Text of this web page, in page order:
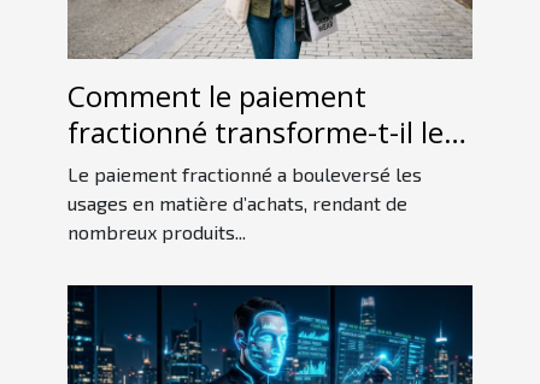
Comment le paiement
fractionné transforme-t-il les
habitudes de consommation ?
Le paiement fractionné a bouleversé les
usages en matière d’achats, rendant de
nombreux produits...